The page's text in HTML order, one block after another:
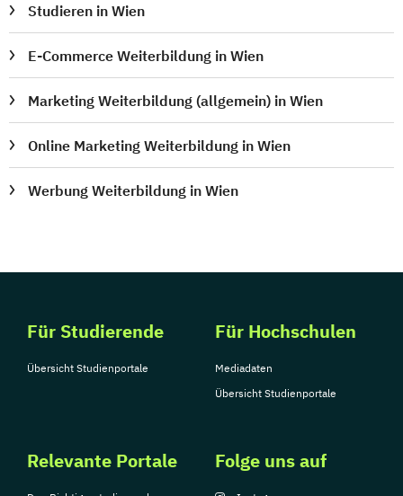
Studieren in Wien
E-Commerce Weiterbildung in Wien
Marketing Weiterbildung (allgemein) in Wien
Online Marketing Weiterbildung in Wien
Werbung Weiterbildung in Wien
Für Studierende
Übersicht Studienportale
Für Hochschulen
Mediadaten
Übersicht Studienportale
Relevante Portale Folge uns auf